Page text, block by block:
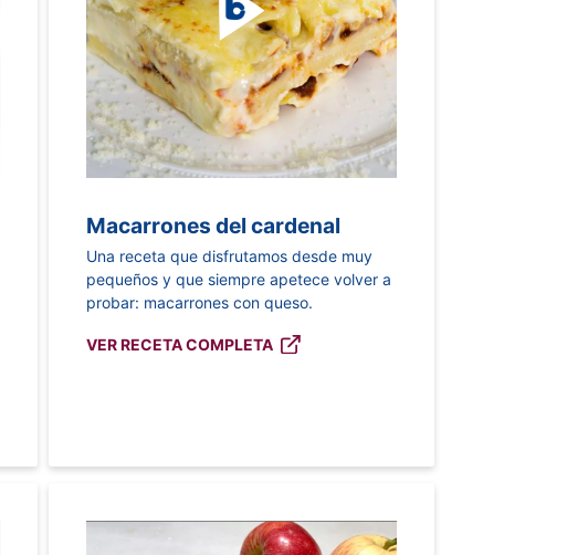
Macarrones del cardenal
Una receta que disfrutamos desde muy
pequeños y que siempre apetece volver a
probar: macarrones con queso.
VER RECETA COMPLETA